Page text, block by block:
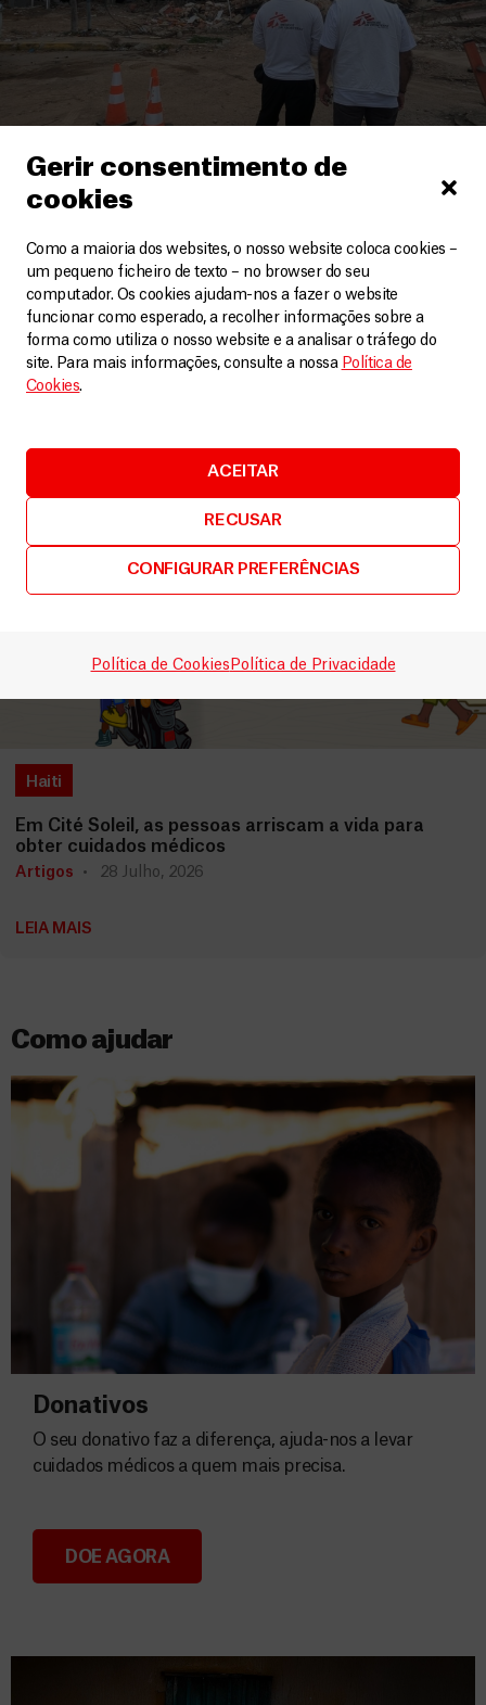
Gerir consentimento de
cookies
Como a maioria dos websites, o nosso website coloca cookies –
um pequeno ficheiro de texto – no browser do seu
computador. Os cookies ajudam-nos a fazer o website
funcionar como esperado, a recolher informações sobre a
forma como utiliza o nosso website e a analisar o tráfego do
site. Para mais informações, consulte a nossa Política de
Cookies.
ACEITAR
RECUSAR
CONFIGURAR PREFERÊNCIAS
Política de Cookies Política de Privacidade
Venezuela
Sismos na Venezuela: necessidades continuam
após um mês
29 Julho, 2026
LEIA MAIS
Haiti
Em Cité Soleil, as pessoas arriscam a vida para
obter cuidados médicos
Artigos 28 Julho, 2026
LEIA MAIS
Como ajudar
Donativos
Donativos
O seu donativo faz a diferença, ajuda-nos a levar
cuidados médicos a quem mais precisa.
DOE AGORA